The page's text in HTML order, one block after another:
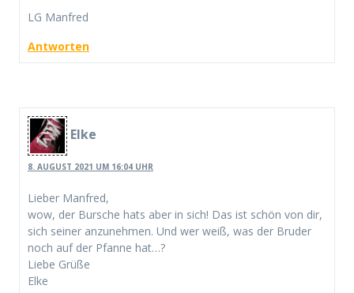
LG Manfred
Antworten
Elke
8. AUGUST 2021 UM 16:04 UHR
Lieber Manfred,
wow, der Bursche hats aber in sich! Das ist schön von dir,
sich seiner anzunehmen. Und wer weiß, was der Bruder
noch auf der Pfanne hat…?
Liebe Grüße
Elke